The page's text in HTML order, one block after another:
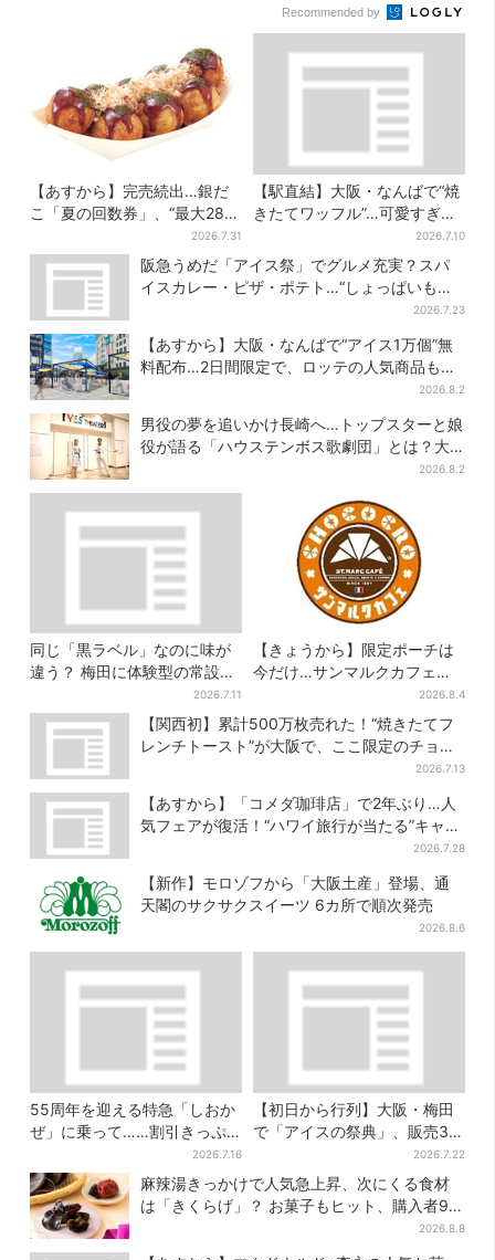
Recommended by
【あすから】完売続出…銀だ
こ「夏の回数券」、“最大2811
2026.7.31
【駅直結】大阪・なんばで“焼
きたてワッフル”…可愛すぎ
る“くまちゃんアイス”と一緒
に
2026.7.10
阪急うめだ「アイス祭」でグルメ充実？スパ
イスカレー・ピザ・ポテト…“しょっぱいもの
2026.7.23
【あすから】大阪・なんばで“アイス1万個”無
料配布…2日間限定で、ロッテの人気商品もら
2026.8.2
男役の夢を追いかけ長崎へ…トップスターと娘
役が語る「ハウステンボス歌劇団」とは？大
2026.8.2
同じ「黒ラベル」なのに味が
違う？ 梅田に体験型の常設
店、“1人2杯まで”で0次会にも
便利
2026.7.11
【きょうから】限定ポーチは
今だけ…サンマルクカフェ初
の「夏福袋」、実質無料でレ
アグッズが手に入る
2026.8.4
【関西初】累計500万枚売れた！“焼きたてフ
レンチトースト”が大阪で、ここ限定のチョコ
2026.7.13
【あすから】「コメダ珈琲店」で2年ぶり…人
気フェアが復活！“ハワイ旅行が当たる”キャン
2026.7.28
【新作】モロゾフから「大阪土産」登場、通
天閣のサクサクスイーツ 6カ所で順次発売
2026.8.6
55周年を迎える特急「しおか
ぜ」に乗って……割引きっぷ
で、松山・道後温泉と南予を
満喫【大阪から愛媛へおトク
旅】
2026.7.16
【初日から行列】大阪・梅田
で「アイスの祭典」、販売30
分で完売…“ほうせき箱”の限定
メニューも
2026.7.22
麻辣湯きっかけで人気急上昇、次にくる食材
は「きくらげ」？ お菓子もヒット、購入者9割
2026.8.8